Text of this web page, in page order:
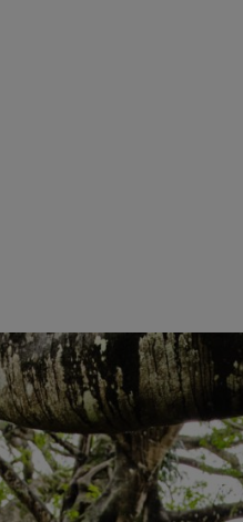
largo plazo que determinan
todo el mundo.